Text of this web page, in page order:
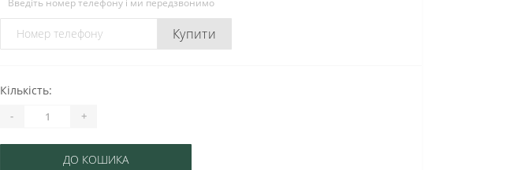
Купити
Кількість:
- +
ДО КОШИКА